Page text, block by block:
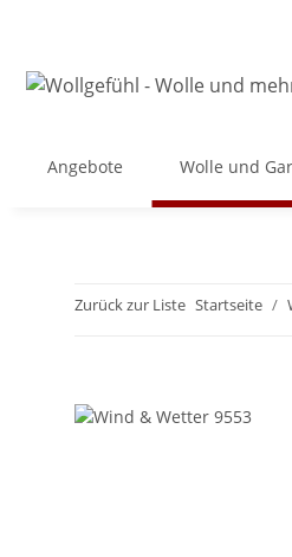
Angebote Wolle und
Zurück zur Liste Startseite